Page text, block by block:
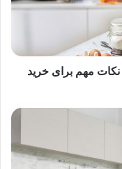
مهم برای خرید